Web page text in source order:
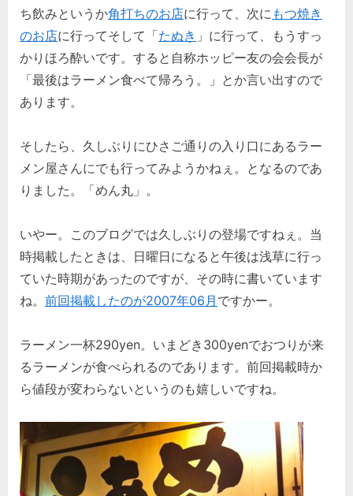
ん
(2)
へ
の
ち飲みというか角打ちのお店に行って、次に もつ焼き
のお店に行ってそして「たぬき 」に行って、もうすっ
かりほろ酔いです。すると自称ホッピー友の会会長が
「最後はラーメン食べて帰ろう。」とか言い出すので
あります。
そしたら、久しぶりにひさご通りの入り口にあるラー
メン屋さんにでも行ってみようかねぇ。となるのであ
りました。「めん丸」。
いやー。このブログでは久しぶりの登場ですねぇ。当
時掲載したときは、日曜日になると午後は浅草に行っ
ていた時期があったのですが、その時に書いています
ね。 前回掲載したのが2007年06月 ですかー。
ラーメン一杯290yen。いまどき300yenでおつりが来
るラーメンが食べられるのであります。前回掲載時か
ら値段が変わらないというのも嬉しいですね。